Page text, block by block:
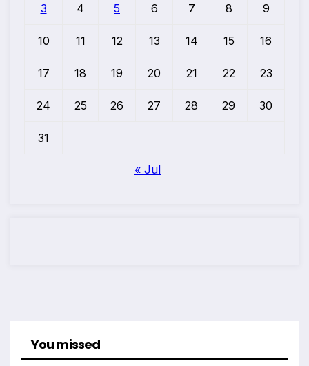
3 4 5 6 7 8 9
10 11 12 13 14 15 16
17 18 19 20 21 22 23
24 25 26 27 28 29 30
31
« Jul
You missed